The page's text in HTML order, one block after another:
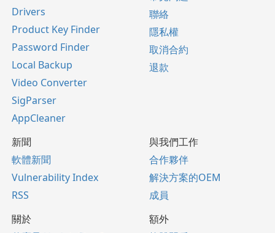
Drivers
Product Key Finder
Password Finder
Local Backup
Video Converter
SigParser
AppCleaner
聯絡
隱私權
取消合約
退款
新聞
軟體新聞
Vulnerability Index
RSS
與我們工作
合作夥伴
解決方案的OEM
成員
關於
額外